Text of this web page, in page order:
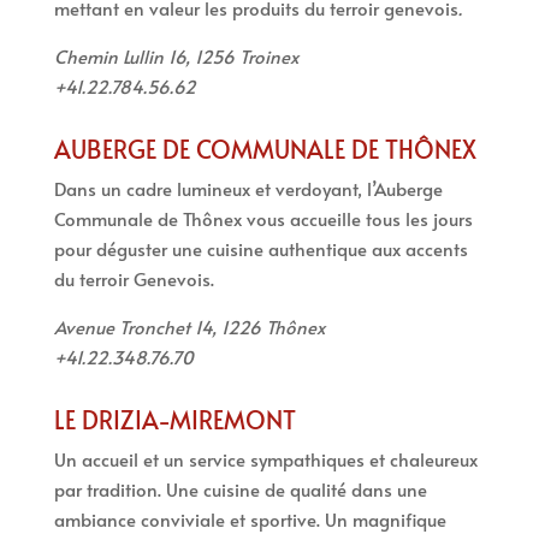
mettant en valeur les produits du terroir genevois.
Chemin Lullin 16, 1256 Troinex
+41.22.784.56.62
AUBERGE DE COMMUNALE DE THÔNEX
Dans un cadre lumineux et verdoyant, l’Auberge
Communale de Thônex vous accueille tous les jours
pour déguster une cuisine authentique aux accents
du terroir Genevois.
Avenue Tronchet 14, 1226 Thônex
+41.22.348.76.70
LE DRIZIA-MIREMONT
Un accueil et un service sympathiques et chaleureux
par tradition. Une cuisine de qualité dans une
ambiance conviviale et sportive. Un magnifique